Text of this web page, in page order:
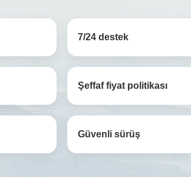
7/24 destek
Şeffaf fiyat politikası
Güvenli sürüş